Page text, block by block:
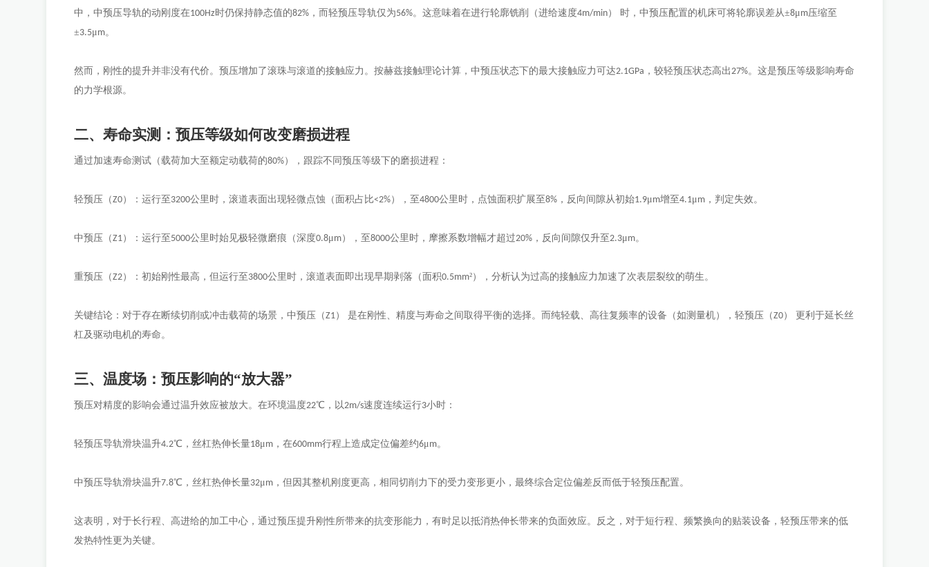
中，中预压导轨的动刚度在100Hz时仍保持静态值的82% ，而轻预压导轨仅为56%。这意味着在进行轮廓铣削（进给速度4m/min） 时，中预压配置的机床可将轮廓误差从±8μm压缩至
±3.5μm。
然而，刚性的提升并非没有代价。预压增加了滚珠与滚道的接触应力。按赫兹接触理论计算，中预压状态下的最大接触应力可达2.1GPa ，较轻预压状态高出27%。这是预压等级影响寿命
的力学根源。
二、寿命实测：预压等级如何改变磨损进程
通过加速寿命测试（载荷加大至额定动载荷的80%），跟踪不同预压等级下的磨损进程：
轻预压（Z0）：运行至 3200公里时，滚道表面出现轻微点蚀（面积占比<2%），至4800公里时，点蚀面积扩展至8% ，反向间隙从初始1.9μm增至4.1μm ，判定失效。
中预压（Z1）：运行至 5000公里时始见极轻微磨痕（深度0.8μm），至8000公里时，摩擦系数增幅才超过20% ，反向间隙仅升至2.3μm。
重预压（Z2）：初始刚性最高，但运行至 3800公里时，滚道表面即出现早期剥落（面积0.5mm²），分析认为过高的接触应力加速了次表层裂纹的萌生。
关键结论：对于存在断续切削或冲击载荷的场景，中预压（Z1） 是在刚性、精度与寿命之间取得平衡的选择。而纯轻载、高往复频率的设备（如测量机），轻预压（Z0） 更利于延长丝
杠及驱动电机的寿命。
三、温度场：预压影响的“放大器”
预压对精度的影响会通过温升效应被放大。在环境温度22℃，以2m/s速度连续运行3小时：
轻预压导轨滑块温升4.2℃，丝杠热伸长量18μm ，在600mm行程上造成定位偏差约6μm。
中预压导轨滑块温升7.8℃，丝杠热伸长量32μm ，但因其整机刚度更高，相同切削力下的受力变形更小，最终综合定位偏差反而低于轻预压配置。
这表明，对于长行程、高进给的加工中心，通过预压提升刚性所带来的抗变形能力，有时足以抵消热伸长带来的负面效应。反之，对于短行程、频繁换向的贴装设备，轻预压带来的低
发热特性更为关键。